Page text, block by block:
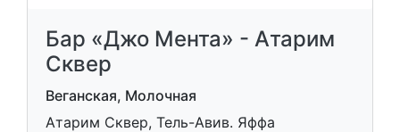
Бар «Джо Мента» - Атарим
Сквер
Веганская, Молочная
Атарим Сквер, Тель-Авив. Яффа